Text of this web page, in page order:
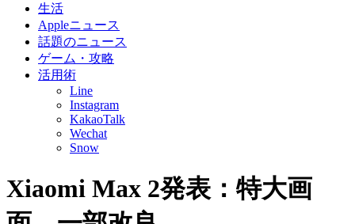
生活
Appleニュース
話題のニュース
ゲーム・攻略
活用術
Line
Instagram
KakaoTalk
Wechat
Snow
Xiaomi Max 2発表：特大画